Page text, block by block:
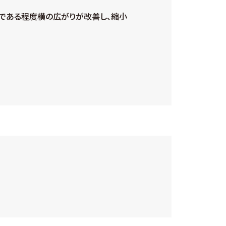
ある程度横の広がりが改善し、縮小